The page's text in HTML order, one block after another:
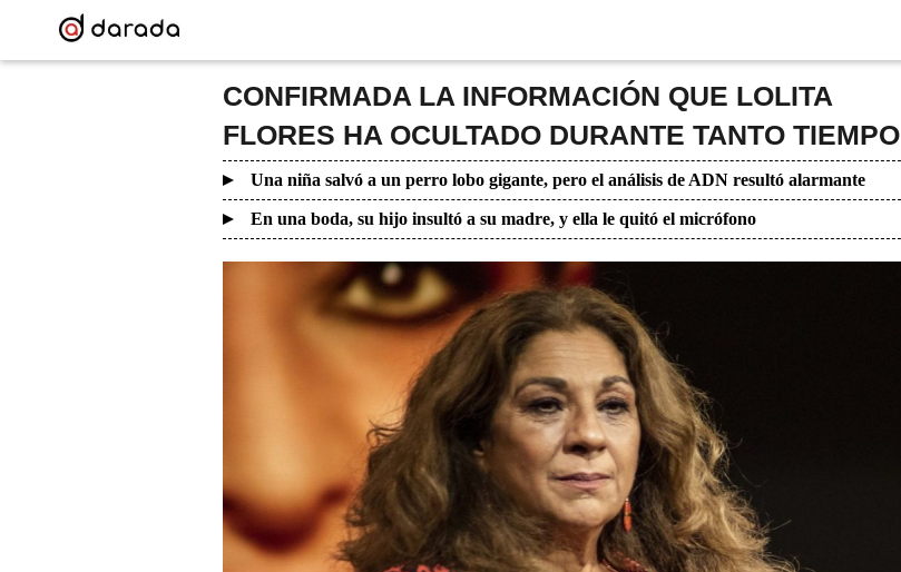
CONFIRMADA LA INFORMACIÓN QUE LOLITA
FLORES HA OCULTADO DURANTE TANTO TIEMPO
Una niña salvó a un perro lobo gigante, pero el análisis de ADN resultó alarmante
En una boda, su hijo insultó a su madre, y ella le quitó el micrófono